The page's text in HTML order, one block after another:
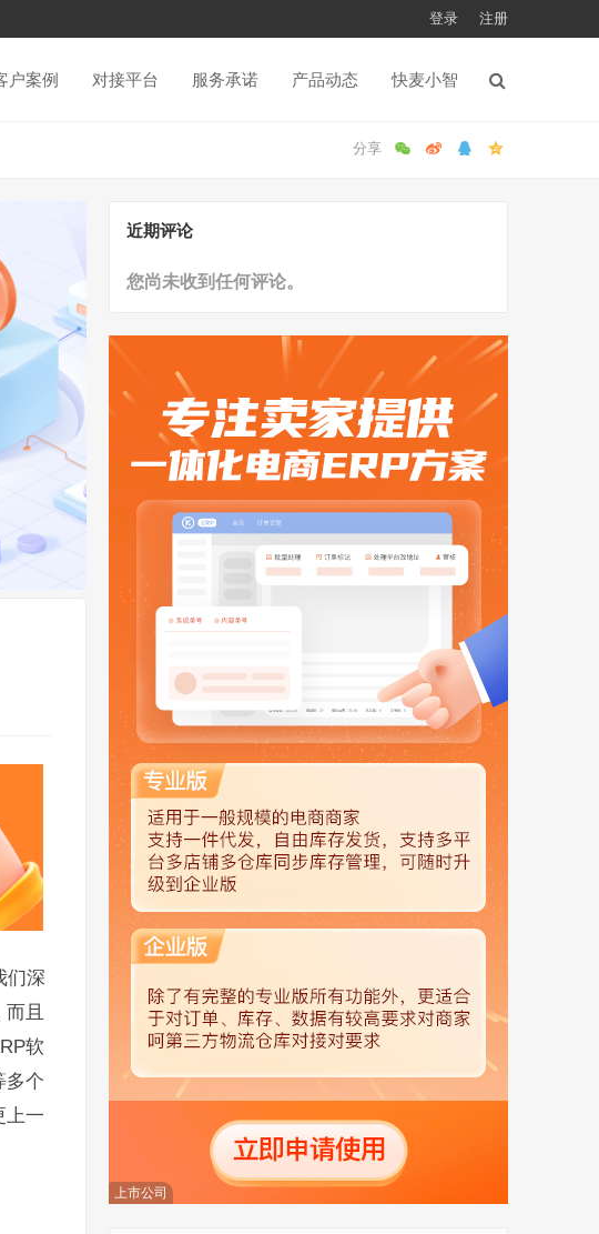
登录 注册
户案例 对接平台 服务承诺 产品动态 快麦小智
们深
且
软
多个
上一
近期评论
您尚未收到任何评论。
上市公司